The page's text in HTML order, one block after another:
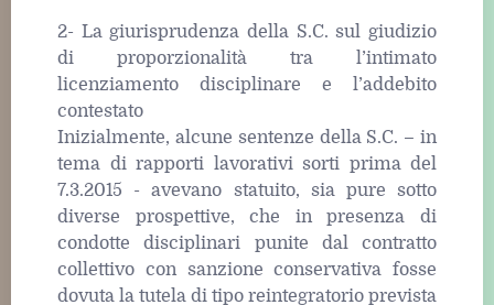
2- La giurisprudenza della S.C. sul giudizio
di proporzionalità tra l’intimato
licenziamento disciplinare e l’addebito
contestato
Inizialmente, alcune sentenze della S.C. – in
tema di rapporti lavorativi sorti prima del
7.3.2015 - avevano statuito, sia pure sotto
diverse prospettive, che in presenza di
condotte disciplinari punite dal contratto
collettivo con sanzione conservativa fosse
dovuta la tutela di tipo reintegratorio prevista